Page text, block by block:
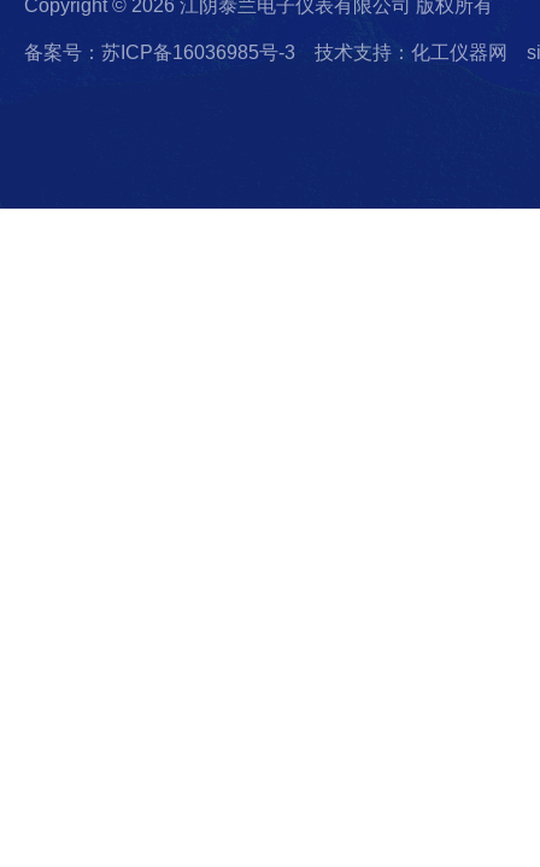
Copyright © 2026 江阴泰兰电子仪表有限公司 版权所有
备案号：苏ICP备16036985号-3 技术支持：化工仪器网